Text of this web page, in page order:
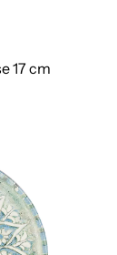
17 cm